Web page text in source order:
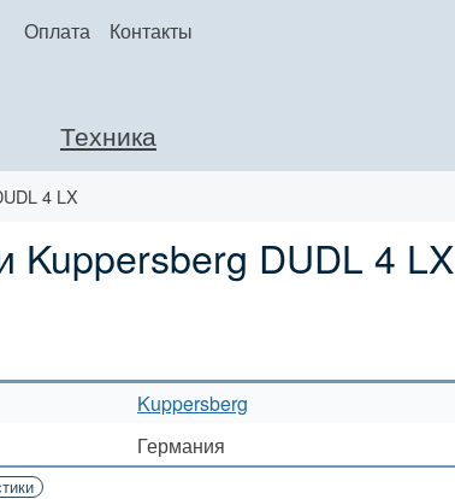
Оплата Контакты
Техника
4 LX
Kuppersberg DUDL 4 LX
Kuppersberg
Германия